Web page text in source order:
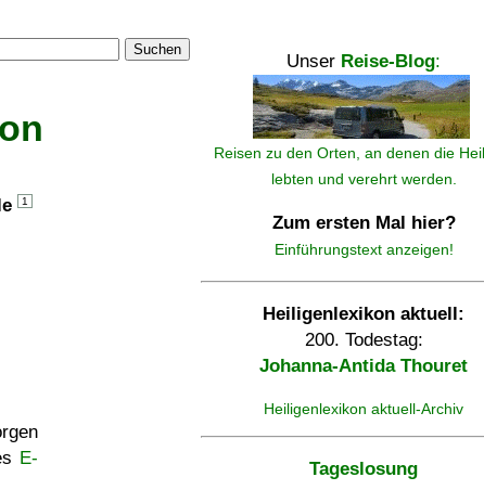
Suchen
1
E-
Unser Reise-Blog:
Reisen zu den Orten, an denen die
lebten und verehrt werden.
Zum ersten Mal hier?
Einführungstext anzeigen!
Heiligenlexikon aktuell:
200. Todestag:
Johanna-Antida Thouret
Heiligenlexikon aktuell-Archiv
Tageslosung